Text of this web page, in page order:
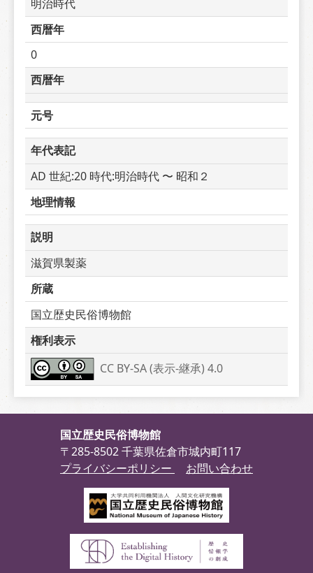
明治時代
西暦年
0
西暦年
元号
年代表記
AD 世紀:20 時代:明治時代 〜 昭和２
地理情報
説明
滋賀県製薬
所蔵
国立歴史民俗博物館
権利表示
CC BY-SA (表示-継承) 4.0
国立歴史民俗博物館
〒285-8502 千葉県佐倉市城内町117
プライバシーポリシー
お問い合わせ